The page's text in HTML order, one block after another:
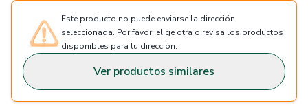
Este producto no puede enviarse la dirección
seleccionada. Por favor, elige otra o revisa los productos
disponibles para tu dirección.
Ver productos similares